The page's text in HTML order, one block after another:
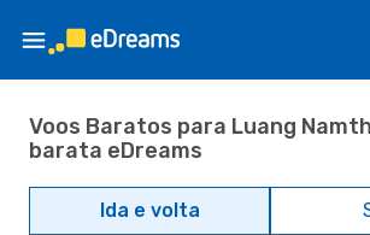
Voos Baratos para Luang
barata eDreams
Ida e volta